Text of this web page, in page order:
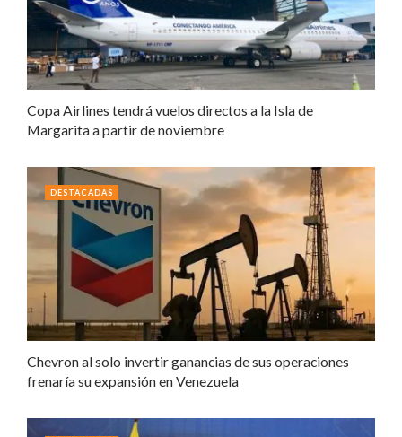
Copa Airlines tendrá vuelos directos a la Isla de
Margarita a partir de noviembre
Chevron al solo invertir ganancias de sus operaciones
frenaría su expansión en Venezuela
DESTACADAS